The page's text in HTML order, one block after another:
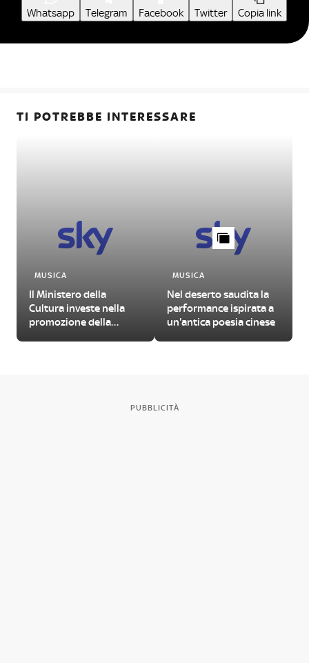
Whatsapp Telegram Facebook Twitter Copia link
TI POTREBBE INTERESSARE
MUSICA
Il Ministero della
Cultura investe nella
promozione della
MUSICA
Nel deserto saudita la
performance ispirata a
un'antica poesia cinese
PUBBLICITÀ